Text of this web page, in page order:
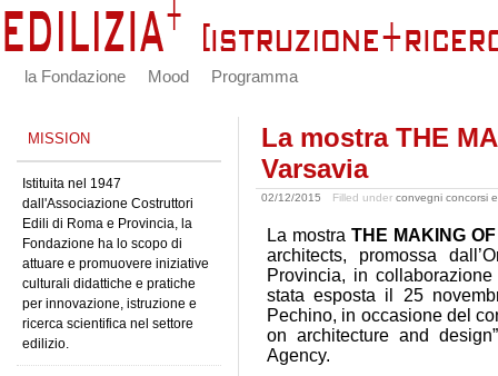
la Fondazione Mood Programma
La mostra THE
Varsavia
02/12/2015 Filled under convegni concorsi
La mostra THE MAKING
architects, promossa
Provincia, in
stata esposta il 25
Pechino, in occasione del
on architecture and
Agency.
MISSION
Istituita nel 1947
dall'Associazione Costruttori
Edili di Roma e Provincia, la
Fondazione ha lo scopo di
attuare e promuovere iniziative
culturali didattiche e pratiche
per innovazione, istruzione e
ricerca scientifica nel settore
edilizio.